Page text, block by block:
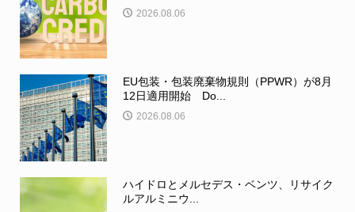
2026.08.06
EU包装・包装廃棄物規則（PPWR）が8月
12日適用開始 Do...
2026.08.06
ハイドロとメルセデス・ベンツ、リサイク
ルアルミニウ...